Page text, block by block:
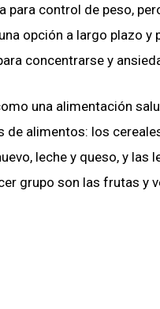
control de peso,
opción a largo plazo
concentrarse y
una alimentación
alimentos: los
leche y queso, y las
grupo son las frutas y